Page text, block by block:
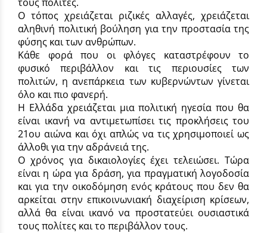
Ο τόπος χρειάζεται ριζικές αλλαγές, χρειάζεται
αληθινή πολιτική βούληση για την προστασία της
φύσης και των ανθρώπων.
Κάθε φορά που οι φλόγες καταστρέφουν το
φυσικό περιβάλλον και τις περιουσίες των
πολιτών, η ανεπάρκεια των κυβερνώντων γίνεται
όλο και πιο φανερή.
Η Ελλάδα χρειάζεται μια πολιτική ηγεσία που θα
είναι ικανή να αντιμετωπίσει τις προκλήσεις του
21ου αιώνα και όχι απλώς να τις χρησιμοποιεί ως
άλλοθι για την αδράνειά της.
Ο χρόνος για δικαιολογίες έχει τελειώσει. Τώρα
είναι η ώρα για δράση, για πραγματική λογοδοσία
και για την οικοδόμηση ενός κράτους που δεν θα
αρκείται στην επικοινωνιακή διαχείριση κρίσεων,
αλλά θα είναι ικανό να προστατεύει ουσιαστικά
τους πολίτες και το περιβάλλον τους.